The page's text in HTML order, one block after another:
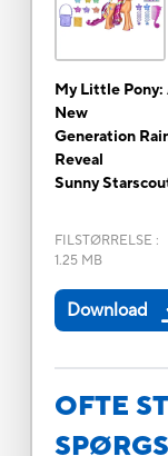
My Little Pony:
New
Generation
Reveal
Sunny
FILSTØRRELSE :
1.25 MB
Download
OFTE